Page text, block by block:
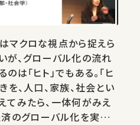
マクロな視点から捉えら
が、グローバル化の流れ
は「ヒト」でもある。「ヒ
を、人口、家族、社会とい
てみたら、一体何がみえ
済のグローバル化を実際